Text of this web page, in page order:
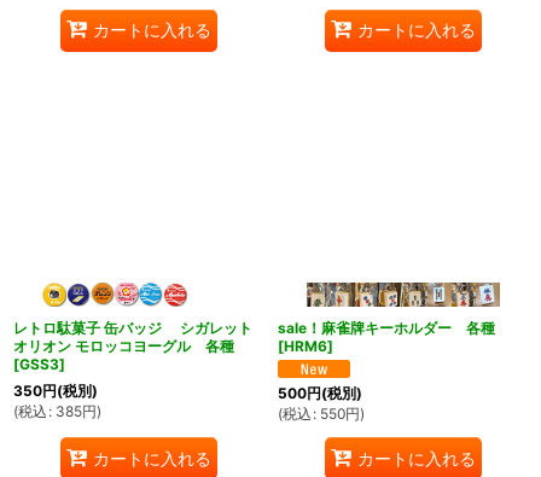
カートに入れる カートに入れる
レトロ駄菓子 缶バッジ シガレット
オリオン モロッコヨーグル 各種
[GSS3]
350円(税別)
(税込 : 385円)
カートに入れる
sale！麻雀牌キーホルダー 各種
[HRM6]
500円(税別)
(税込 : 550円)
カートに入れる